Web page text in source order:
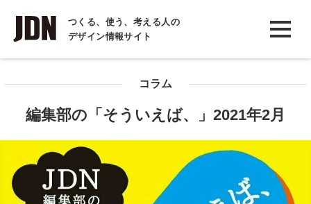
つくる、使う、考える人の
デザイン情報サイト
INTERVIEW
インタビュー
コラム
コラム
編集部の「そういえば、」2021年2月